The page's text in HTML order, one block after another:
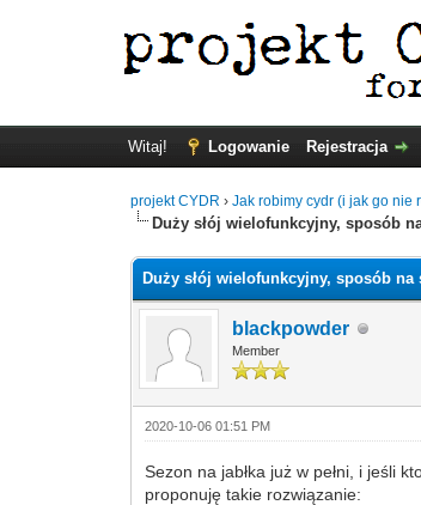
Witaj! Logowanie Rejestracja
projekt CYDR ›Jak robimy cydr (i jak go nie
Duży słój wielofunkcyjny, sposób
Duży słój wielofunkcyjny, sposób na
blackpowder
Member
2020-10-06 01:51 PM
Sezon na jabłka już w pełni, i jeśli
proponuję takie rozwiązanie: